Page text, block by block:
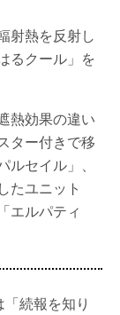
射熱を反射し
るクール」を
熱効果の違い
ター付きで移
セイル」、
たユニット
エルパティ
続報を知り